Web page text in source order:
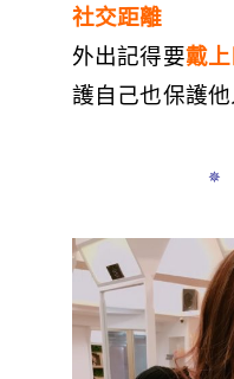
社交距離
外出記得要戴
護自己也保護他